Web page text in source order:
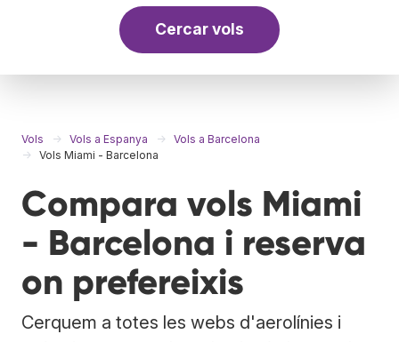
Cercar vols
Vols Vols a Espanya
Vols a Barcelona
Vols Miami - Barcelona
Compara vols Miami
- Barcelona i reserva
on prefereixis
Cerquem a totes les webs d'aerolínies i